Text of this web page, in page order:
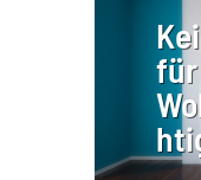
für